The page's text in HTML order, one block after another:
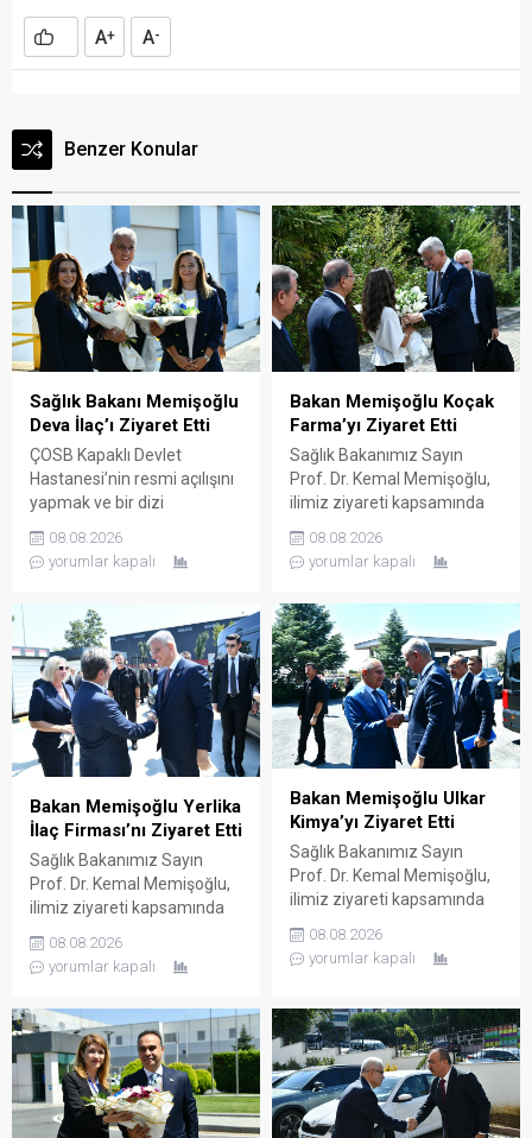
A+ A-
Benzer Konular
Sağlık Bakanı Memişoğlu
Deva İlaç’ı Ziyaret Etti
ÇOSB Kapaklı Devlet
Hastanesi’nin resmi açılışını
yapmak ve bir dizi
üzere ilimize gelen Sağlık
Bakanımız Sayın Prof. Dr.
ziyareti kapsamında sağlık
sektörü için üretim yapan
firmaları ziyaret etti. Bu
doğrultuda ilaç ve ilaç
hammaddesi üreterek çok
sayıda ülkeye ihraç eden
DEVA Holding’in Çerkezköy
08.08.2026
yorumlar kapalı
Bakan Memişoğlu Koçak
Farma’yı Ziyaret Etti
Sağlık Bakanımız Sayın
Prof. Dr. Kemal Memişoğlu,
ilimiz ziyareti kapsamında
üreterek çok sayıda ülkeye
ihraç eden Koçak Farma
içerisinde faaliyette bulunan
fabrikasını ziyaret etti.
Koçak Farma Yönetim
Kurulu Başkanı Ender Koçak
ve Koçak Farma yetkilileri
tarafından karşılanan Bakan
Memişoğlu ardından
fabrikaya geçerek şirketin...
08.08.2026
yorumlar kapalı
Bakan Memişoğlu Yerlika
İlaç Firması’nı Ziyaret Etti
Sağlık Bakanımız Sayın
Prof. Dr. Kemal Memişoğlu,
ilimiz ziyareti kapsamında
İlaç Sanayi ve Ticaret
Anonim Şirketi’nin
yer alan fabrikasını ziyaret
etti. Yerlika CEO’su Dr. Hasan
Zeytin ve Yerlika Firması
yetkilileri tarafından
karşılanan Bakan
08.08.2026
yorumlar kapalı
Bakan Memişoğlu Ulkar
Kimya’yı Ziyaret Etti
Sağlık Bakanımız Sayın
Prof. Dr. Kemal Memişoğlu,
ilimiz ziyareti kapsamında
Kimya firmasını ziyaret etti.
Ulkar Holding ve Nobel İlaç
Hasan Ulusoy ve Ulkar
Kimya Genel Müdürü
Berkant Köseoğlu
tarafından karşılanan Bakan
Memişoğlu ardından
08.08.2026
yorumlar kapalı